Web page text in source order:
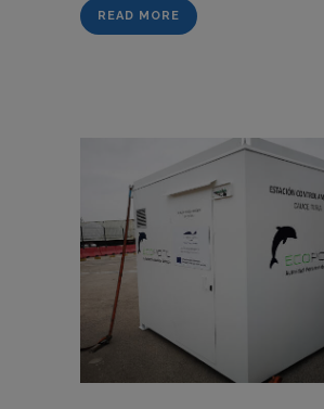
READ MORE